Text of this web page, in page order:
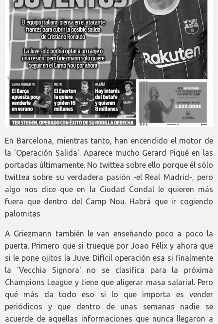
En Barcelona, mientras tanto, han encendido el motor de
la 'Operación Salida'. Aparece mucho Gerard Piqué en las
portadas últimamente. No twittea sobre ello porque él sólo
twittea sobre su verdadera pasión -el Real Madrid-, pero
algo nos dice que en la Ciudad Condal le quieren más
fuera que dentro del Camp Nou. Habrá que ir cogiendo
palomitas.
A Griezmann también le van enseñando poco a poco la
puerta. Primero que si trueque por Joao Félix y ahora que
si le pone ojitos la Juve. Difícil operación esa si finalmente
la 'Vecchia Signora' no se clasifica para la próxima
Champions League y tiene que aligerar masa salarial. Pero
qué más da todo eso si lo que importa es vender
periódicos y que dentro de unas semanas nadie se
acuerde de aquellas informaciones que nunca llegaron a